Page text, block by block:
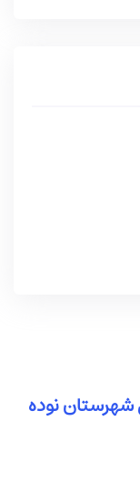
شهرستان نوده